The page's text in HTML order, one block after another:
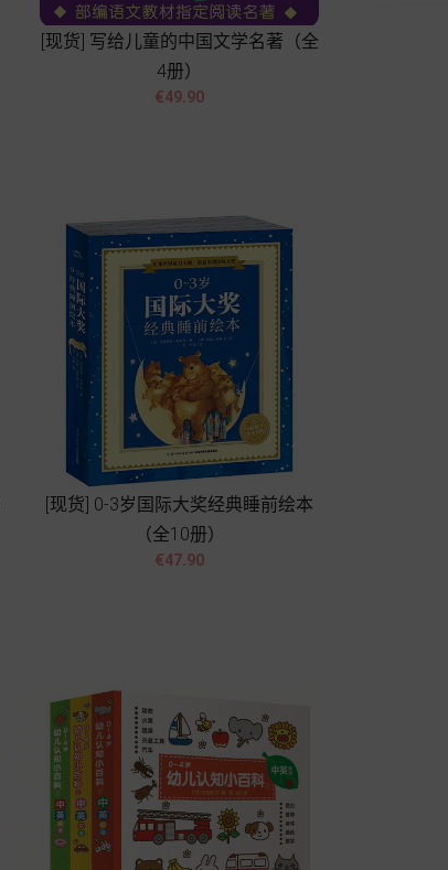
[现货] 写给儿童的中国文学名著（全
4册）
Price
€49.90

[现货] 0-3岁国际大奖经典睡前绘本
（全10册）
Price
€47.90
 